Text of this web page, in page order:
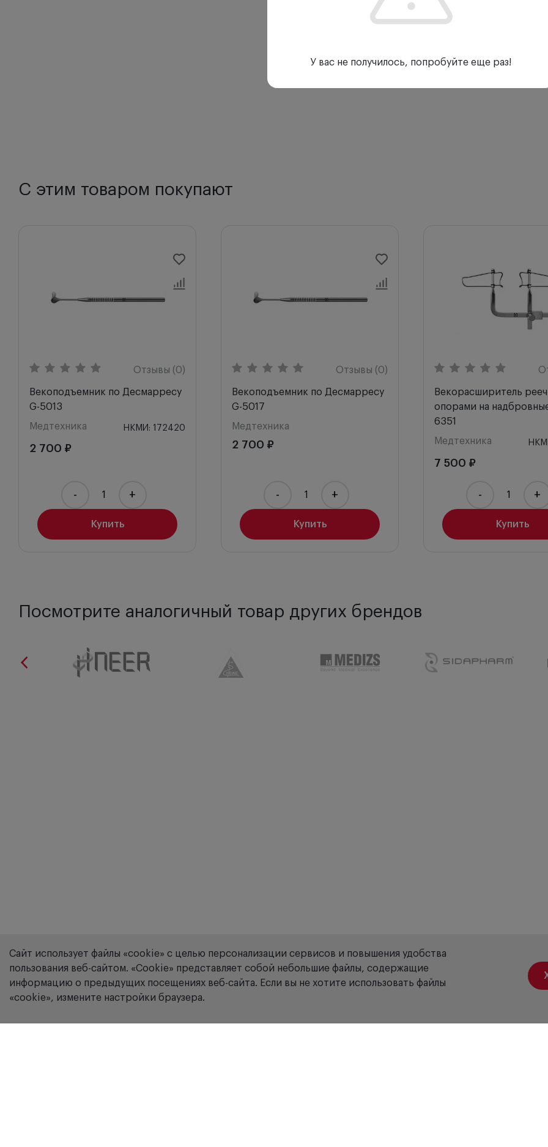
С этим товаром покупают
Отзывы (0)
Векоподъемник по Десмарресу
G-5013
Медтехника
НКМИ: 172420
2 700 ₽
Купить
- +
Отзывы (0)
Векоподъемник по Десмарресу
G-5017
Медтехника
2 700 ₽
Купить
- +
Векорасширитель
опорами на
6351
Медтехника
7 500 ₽
Купить
- +
Посмотрите аналогичный товар других брендов
Сайт использует файлы «cookie» с целью персонализации сервисов и повышения удобства
пользования веб-сайтом. «Сookie» представляет собой небольшие файлы, содержащие
информацию о предыдущих посещениях веб-сайта. Если вы не хотите использовать файлы
«cookie», измените настройки браузера.
У вас не получилось, попробуйте еще раз!